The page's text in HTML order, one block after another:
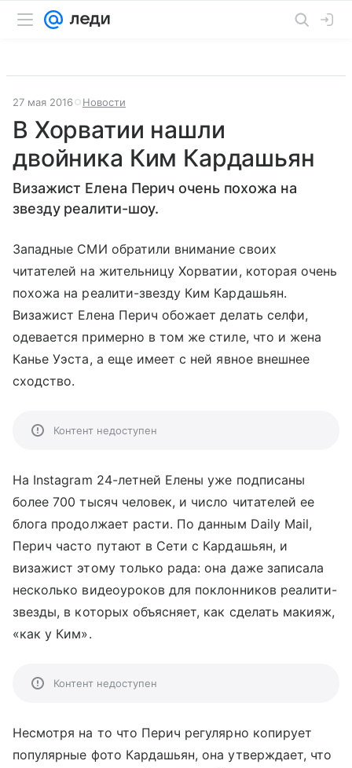
27 мая 2016 Новости
В Хорватии нашли
двойника Ким Кардашьян
Визажист Елена Перич очень похожа на
звезду реалити-шоу.
Западные СМИ обратили внимание своих
читателей на жительницу Хорватии, которая очень
похожа на реалити-звезду Ким Кардашьян.
Визажист Елена Перич обожает делать селфи,
одевается примерно в том же стиле, что и жена
Канье Уэста, а еще имеет с ней явное внешнее
сходство.
Контент недоступен
На Instagram 24-летней Елены уже подписаны
более 700 тысяч человек, и число читателей ее
блога продолжает расти. По данным Daily Mail,
Перич часто путают в Сети с Кардашьян, и
визажист этому только рада: она даже записала
несколько видеоуроков для поклонников реалити-
звезды, в которых объясняет, как сделать макияж,
«как у Ким».
Контент недоступен
Несмотря на то что Перич регулярно копирует
популярные фото Кардашьян, она утверждает, что